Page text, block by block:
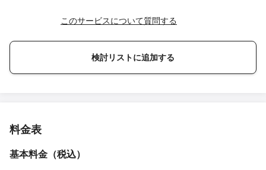
このサービスについて質問する
検討リストに追加する
料金表
基本料金（税込）